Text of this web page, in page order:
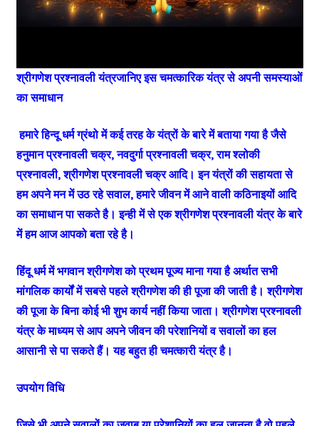
श्रीगणेश प्रश्नावली यंत्रजानिए इस चमत्कारिक यंत्र से अपनी समस्याओं
का समाधान
हमारे हिन्दू धर्म ग्रंथो में कई तरह के यंत्रों के बारे में बताया गया है जैसे
हनुमान प्रश्नावली चक्र, नवदुर्गा प्रश्नावली चक्र, राम श्लोकी
प्रश्नावली, श्रीगणेश प्रश्नावली चक्र आदि। इन यंत्रों की सहायता से
हम अपने मन में उठ रहे सवाल, हमारे जीवन में आने वाली कठिनाइयों आदि
का समाधान पा सकते है। इन्ही में से एक श्रीगणेश प्रश्नावली यंत्र के बारे
में हम आज आपको बता रहे है।
हिंदू धर्म में भगवान श्रीगणेश को प्रथम पूज्य माना गया है अर्थात सभी
मांगलिक कार्यों में सबसे पहले श्रीगणेश की ही पूजा की जाती है। श्रीगणेश
की पूजा के बिना कोई भी शुभ कार्य नहीं किया जाता। श्रीगणेश प्रश्नावली
यंत्र के माध्यम से आप अपने जीवन की परेशानियों व सवालों का हल
आसानी से पा सकते हैं। यह बहुत ही चमत्कारी यंत्र है।
उपयोग विधि